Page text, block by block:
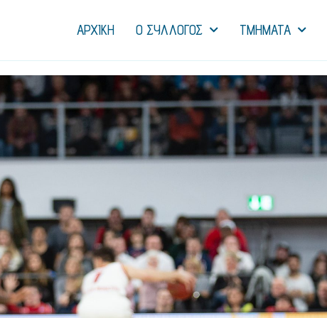
ΑΡΧΙΚΗ Ο ΣΥΛΛΟΓΟΣ ΤΜΗΜΑΤΑ